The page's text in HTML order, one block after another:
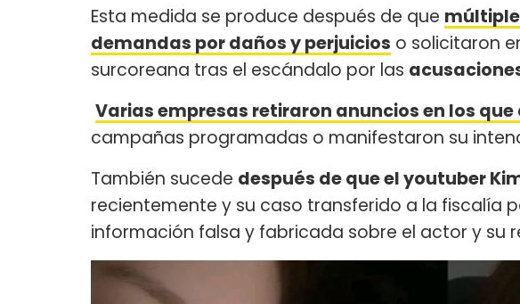
Esta medida se produce después de que
demandas por daños y perjuicios o solicitaron
surcoreana tras el escándalo por las
Varias empresas retiraron anuncios en los
campañas programadas o manifestaron su
También sucede después de que el youtuber
recientemente y su caso transferido a la fiscalía
información falsa y fabricada sobre el actor y su